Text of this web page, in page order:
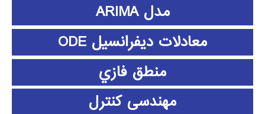
مدل ARIMA
معادلات دیفرانسیل ODE
منطق فازي
مهندسی کنترل